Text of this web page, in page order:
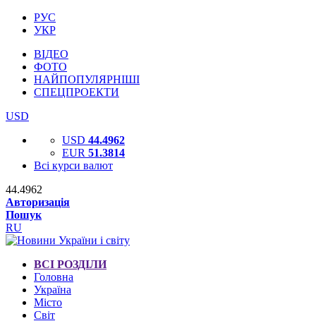
РУС
УКР
ВІДЕО
ФОТО
НАЙПОПУЛЯРНІШІ
СПЕЦПРОЕКТИ
USD
USD 44.4962
EUR 51.3814
Всі курси валют
44.4962
Авторизація
Пошук
RU
ВСІ РОЗДІЛИ
Головна
Україна
Місто
Світ